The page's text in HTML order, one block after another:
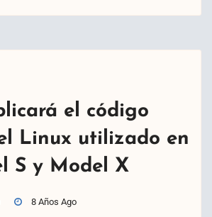
el código
Linux utilizado en
S y Model X
8 Años Ago